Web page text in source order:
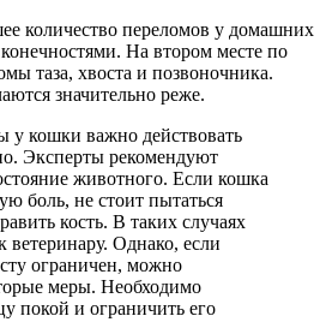
количество переломов у домашних
На втором месте по
таза, хвоста и позвоночника.
значительно реже.
у кошки важно действовать
Эксперты рекомендуют
животного. Если кошка
боль, не стоит пытаться
кость. В таких случаях
ветеринару. Однако, если
ограничен, можно
меры. Необходимо
покой и ограничить его